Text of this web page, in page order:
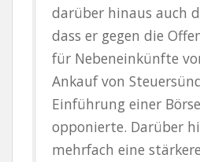
darüber hinaus auch
dass er gegen die
für Nebeneinkünfte
Ankauf von
Einführung einer
opponierte. Darüber
mehrfach eine